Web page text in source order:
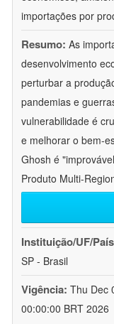
importações por
Resumo: As
desenvolvimento
perturbar a
pandemias e
vulnerabilidade é
e melhorar o bem-
Ghosh é
Produto Multi-
Instituição/UF/
SP - Brasil
Vigência: Thu Dec
00:00:00 BRT 2026